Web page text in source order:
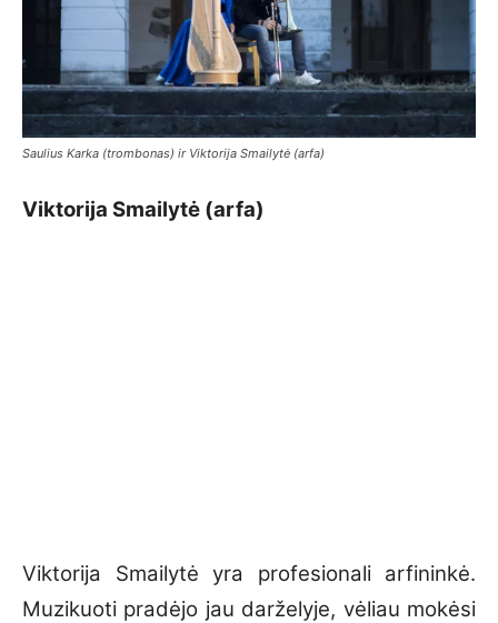
Saulius Karka (trombonas) ir Viktorija Smailytė (arfa)
Viktorija Smailytė (arfa)
Viktorija Smailytė yra profesionali arfininkė.
Muzikuoti pradėjo jau darželyje, vėliau mokėsi